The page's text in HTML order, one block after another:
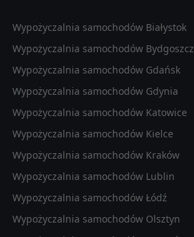
Wypożyczalnia samochodów Białystok
Wypożyczalnia samochodów Bydgoszcz
Wypożyczalnia samochodów Gdańsk
Wypożyczalnia samochodów Gdynia
Wypożyczalnia samochodów Katowice
Wypożyczalnia samochodów Kielce
Wypożyczalnia samochodów Kraków
Wypożyczalnia samochodów Lublin
Wypożyczalnia samochodów Łódź
Wypożyczalnia samochodów Olsztyn